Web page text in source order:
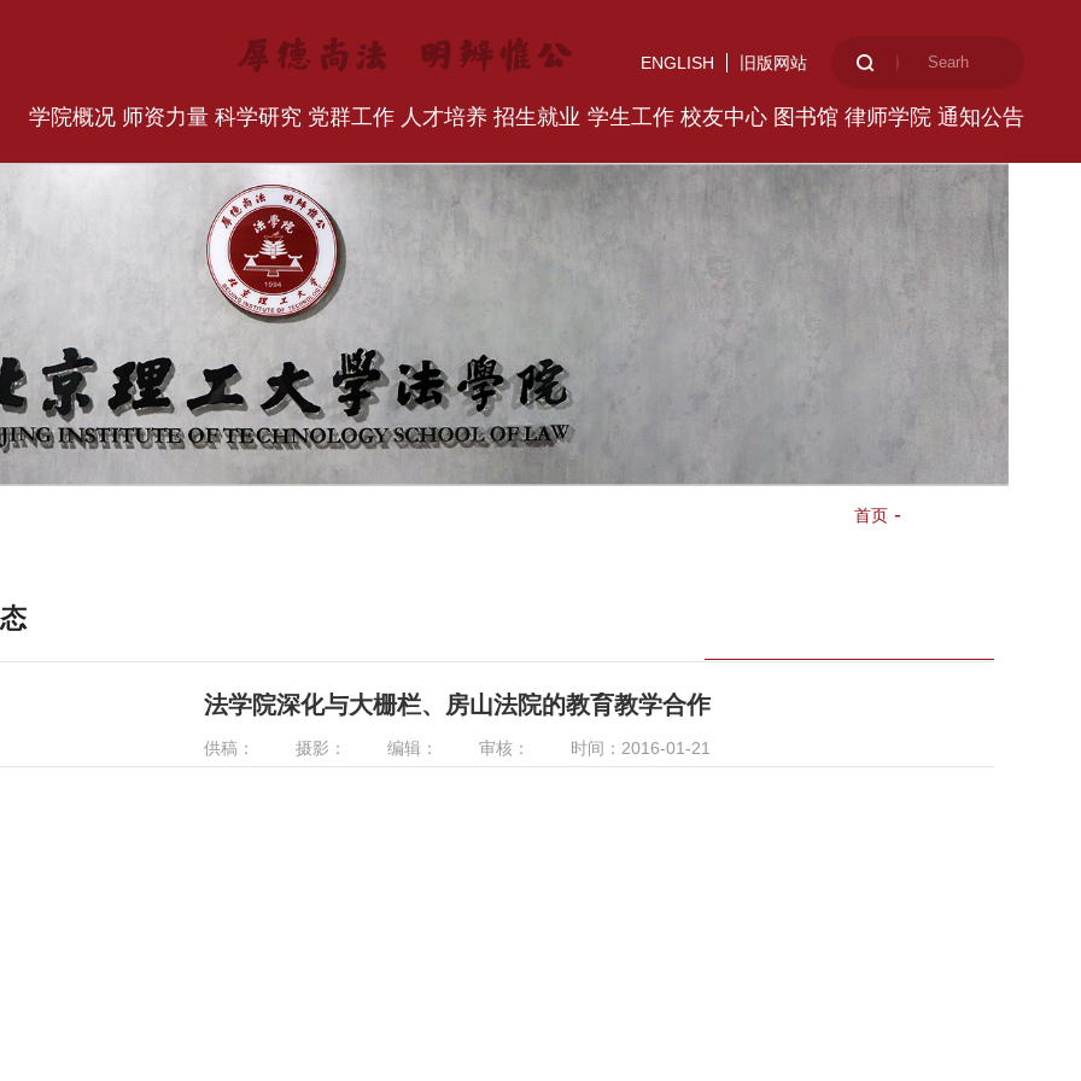
ENGLISH 旧版网站
学院概况 师资力量 科学研究 党群工作 人才培养 招生就业 学生工作 校友中心 图书馆 律师学院 通知公告
首页 -
法学院深化与大栅栏、房山法院的教育教学合作
供稿： 摄影： 编辑： 审核： 时间：2016-01-21